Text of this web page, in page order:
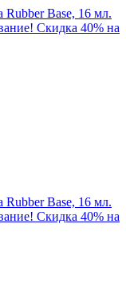
Rubber Base, 16 мл.
Скидка 40% на
Rubber Base, 16 мл.
Скидка 40% на